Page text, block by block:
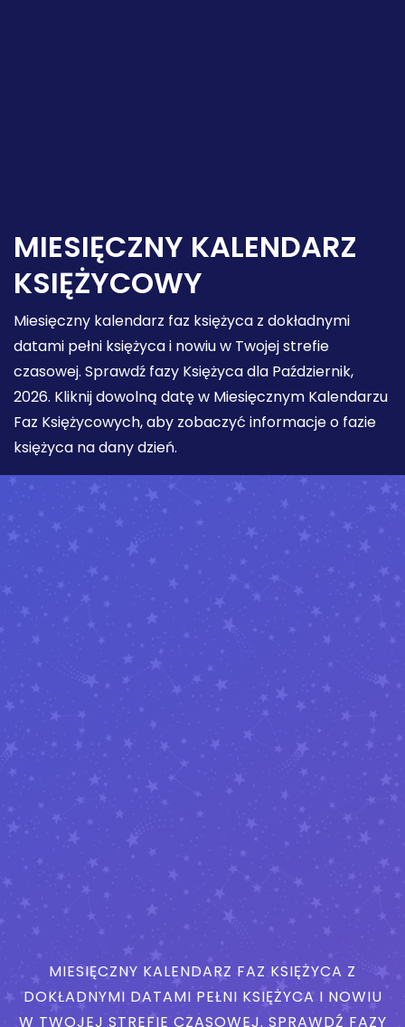
MIESIĘCZNY KALENDARZ
KSIĘŻYCOWY
Miesięczny kalendarz faz księżyca z dokładnymi
datami pełni księżyca i nowiu w Twojej strefie
czasowej. Sprawdź fazy Księżyca dla Październik,
2026. Kliknij dowolną datę w Miesięcznym Kalendarzu
Faz Księżycowych, aby zobaczyć informacje o fazie
księżyca na dany dzień.
MIESIĘCZNY KALENDARZ FAZ KSIĘŻYCA Z
DOKŁADNYMI DATAMI PEŁNI KSIĘŻYCA I NOWIU
W TWOJEJ STREFIE CZASOWEJ. SPRAWDŹ FAZY